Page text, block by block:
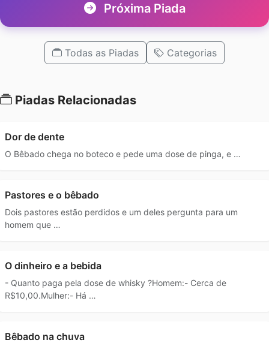
Próxima Piada
Todas as Piadas Categorias
Piadas Relacionadas
Dor de dente
O Bêbado chega no boteco e pede uma dose de pinga, e …
Pastores e o bêbado
Dois pastores estão perdidos e um deles pergunta para um
homem que …
O dinheiro e a bebida
- Quanto paga pela dose de whisky ?Homem:- Cerca de
R$10,00.Mulher:- Há …
Bêbado na chuva